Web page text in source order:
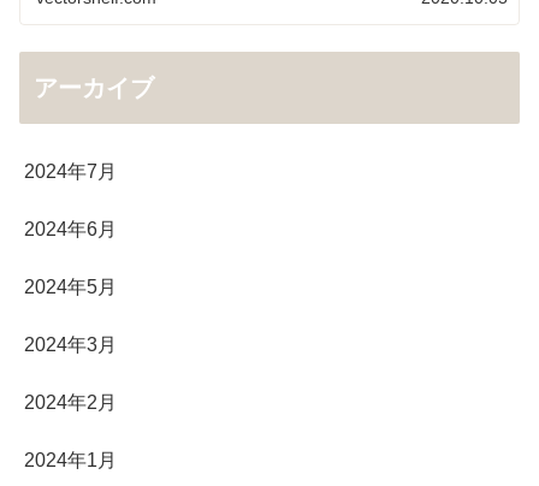
アーカイブ
2024年7月
2024年6月
2024年5月
2024年3月
2024年2月
2024年1月